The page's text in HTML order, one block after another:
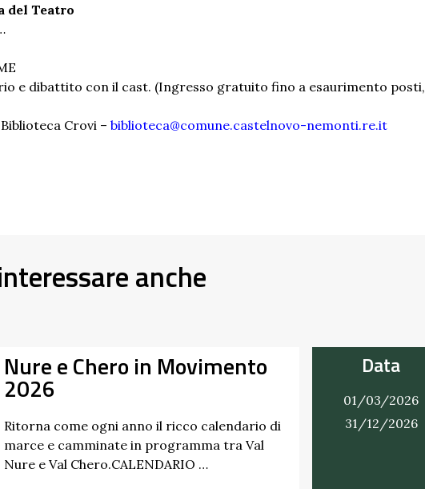
del Teatro
e dibattito con il cast. (Ingresso gratuito fino a esaurimento posti,
Crovi – biblioteca@comune.castelnovo-nemonti.re.it
anche
Nure e Chero in Movimento
2026
Ritorna come ogni anno il ricco calendario di
marce e camminate in programma tra Val
Nure e Val Chero.CALENDARIO …
Data
01/03/2026
31/12/2026